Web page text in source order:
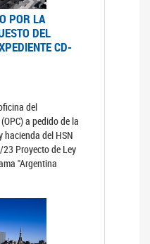
POR LA
DEL
CD-
del
a pedido de la
hacienda del HSN
23 Proyecto de Ley
"Argentina